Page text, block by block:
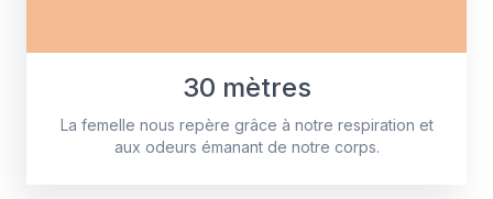
30 mètres
La femelle nous repère grâce à notre respiration et
aux odeurs émanant de notre corps.